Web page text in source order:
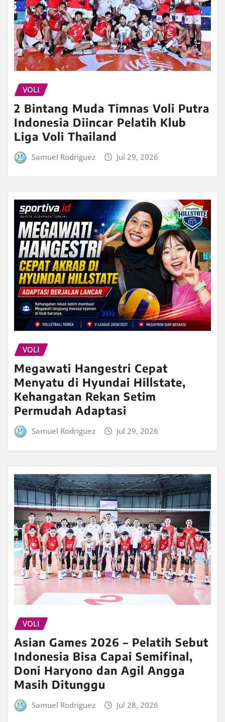
VOLI
2 Bintang Muda Timnas Voli Putra
Indonesia Diincar Pelatih Klub
Liga Voli Thailand
Samuel Rodriguez Jul 29, 2026
VOLI
Megawati Hangestri Cepat
Menyatu di Hyundai Hillstate,
Kehangatan Rekan Setim
Permudah Adaptasi
Samuel Rodriguez Jul 29, 2026
VOLI
Asian Games 2026 – Pelatih Sebut
Indonesia Bisa Capai Semifinal,
Doni Haryono dan Agil Angga
Masih Ditunggu
Samuel Rodriguez Jul 28, 2026